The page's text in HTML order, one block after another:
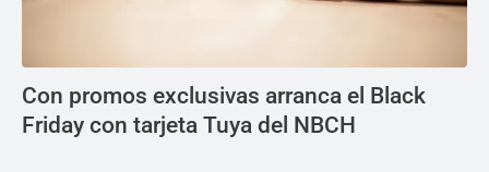
Con promos exclusivas arranca el Black
Friday con tarjeta Tuya del NBCH